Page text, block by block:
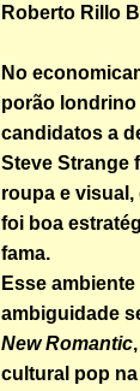
Roberto Rillo
No
porão
candidatos a
Steve Strange
roupa e
foi boa
fama.
Esse
ambiguidade
New Romantic
cultural pop